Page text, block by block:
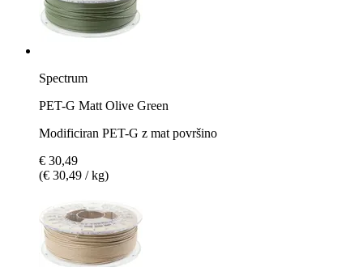
Spectrum
PET-G Matt Olive Green
Modificiran PET-G z mat površino
€ 30,49
(€ 30,49 / kg)